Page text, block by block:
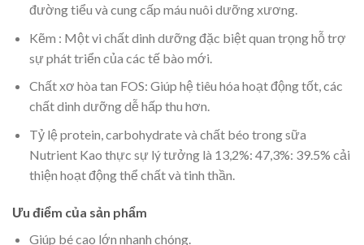
đường tiểu và cung cấp máu nuôi dưỡng xương.
Kẽm : Một vi chất dinh dưỡng đặc biệt quan trọng hỗ trợ
sự phát triển của các tế bào mới.
Chất xơ hòa tan FOS: Giúp hệ tiêu hóa hoạt động tốt, các
chất dinh dưỡng dễ hấp thu hơn.
Tỷ lệ protein, carbohydrate và chất béo trong sữa
Nutrient Kao thực sự lý tưởng là 13,2%: 47,3%: 39.5% cải
thiện hoạt động thể chất và tinh thần.
Ưu điểm của sản phẩm
Giúp bé cao lớn nhanh chóng.